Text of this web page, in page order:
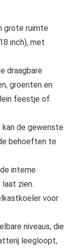
grote ruimte
inch), met
draagbare
groenten en
feestje of
kan de gewenste
behoeften te
interne
zien.
voor
niveaus, die
leegloopt,